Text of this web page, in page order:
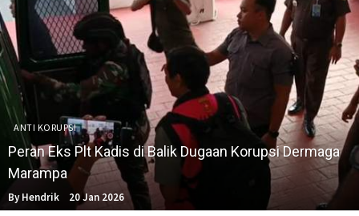
ANTI KORUPSI
Peran Eks Plt Kadis di Balik Dugaan Korupsi Dermaga
Marampa
By Hendrik 20 Jan 2026